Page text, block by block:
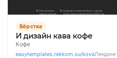
Вёрстка
И дизайн кава кофе
Кофе
easytemplates.rekkom.su/kovaЛендинг